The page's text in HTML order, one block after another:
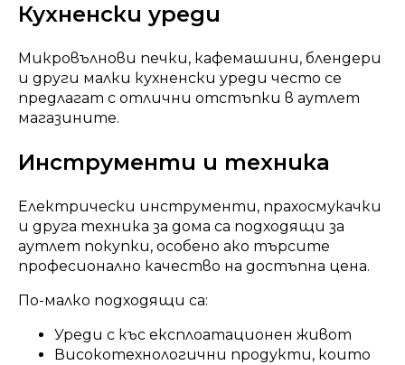
Кухненски уреди
Микровълнови печки, кафемашини, блендери
и други малки кухненски уреди често се
предлагат с отлични отстъпки в аутлет
магазините.
Инструменти и техника
Електрически инструменти, прахосмукачки
и друга техника за дома са подходящи за
аутлет покупки, особено ако търсите
професионално качество на достъпна цена.
По-малко подходящи са:
Уреди с къс експлоатационен живот
Високотехнологични продукти, които